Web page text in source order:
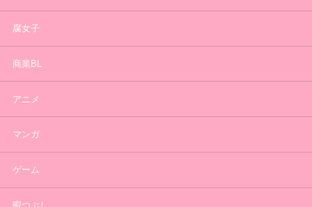
腐女子
商業BL
アニメ
マンガ
ゲーム